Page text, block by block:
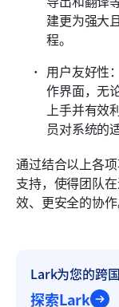
建更为强大
程。
用户友好性
作界面，无
上手并有效
员对系统的
通过结合以上各
支持，使得团队
效、更安全的协作
Lark为您的跨
探索Lark